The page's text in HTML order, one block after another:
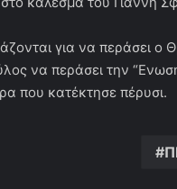
για να περάσει
να περάσει την
που κατέκτησε πέρυσι.